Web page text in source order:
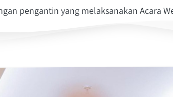
pengantin yang melaksanakan Acara